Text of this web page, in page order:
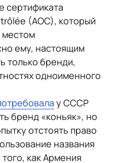
сертификата
(AOC), который
местом
ему, настоящим
только бренди,
одноименного
у СССР
бренд «коньяк», но
отстоять право
названия
как Армения